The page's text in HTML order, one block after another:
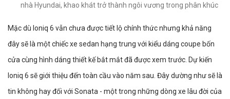
nhà Hyundai, khao khát trở thành ngôi vương trong phân khúc
Mặc dù Ioniq 6 vẫn chưa được tiết lộ chính thức nhưng khả năng
đây sẽ là một chiếc xe sedan hạng trung với kiểu dáng coupe bốn
cửa cùng hình dáng thiết kế bắt mắt đã được xem trước. Dự kiến
Ioniq 6 sẽ giới thiệu đến toàn cầu vào năm sau. Đây dường như sẽ là
tin không hay đối với Sonata - một trong những dòng xe lâu đời của